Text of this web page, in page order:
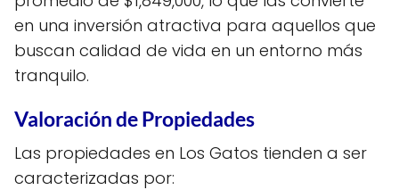
en una inversión atractiva para aquellos que
buscan calidad de vida en un entorno más
tranquilo.
Valoración de Propiedades
Las propiedades en Los Gatos tienden a ser
caracterizadas por: